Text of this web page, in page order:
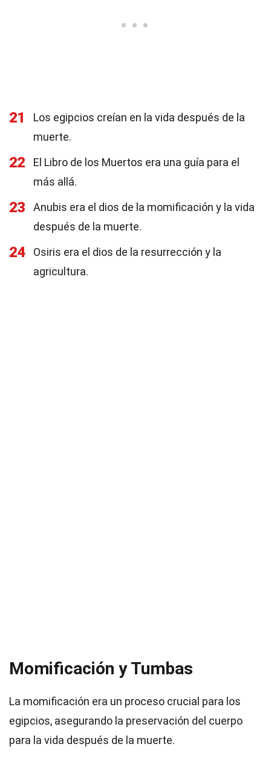
21
Los egipcios creían en la vida después de la
muerte.
22
El Libro de los Muertos era una guía para el
más allá.
23
Anubis era el dios de la momificación y la vida
después de la muerte.
24
Osiris era el dios de la resurrección y la
agricultura.
Momificación y Tumbas
La momificación era un proceso crucial para los
egipcios, asegurando la preservación del cuerpo
para la vida después de la muerte.